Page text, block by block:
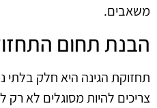
משאבים.
הבנת תחום
תחזוקת הגינה היא חלק
צריכים להיות מסוגלים לא